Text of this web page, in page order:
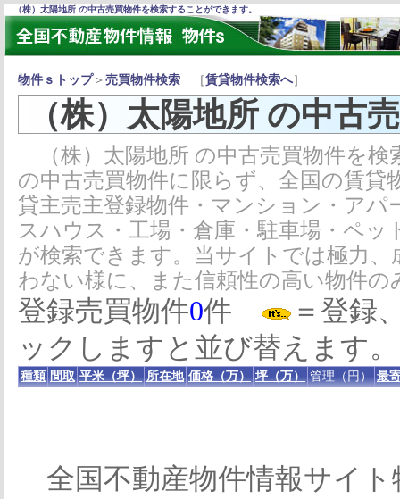
（株）太陽地所 の中古売買物件を検索することができます。
物件ｓトップ＞ 売買物件検索 ［賃貸物件検索へ］
（株）太陽地所 の中古
（株）太陽地所 の中古売買物件を
の中古売買物件に限らず、全国の賃貸
貸主売主登録物件・マンション・アパ
スハウス・工場・倉庫・駐車場・ペ
が検索できます。当サイトでは極力
わない様に、また信頼性の高い物件
登録売買物件0件
＝登録
ックしますと並び替えます。
種類 間取 平米（坪） 所在地 価格（万） 坪（万） 管理（円） 最
全国不動産物件情報サイト